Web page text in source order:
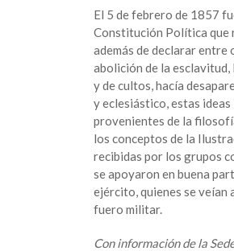
El 5 de febrero de 1857
Constitución Política que
además de declarar entre
abolición de la esclavitud,
y de cultos, hacía
y eclesiástico, estas
provenientes de la
los conceptos de la
recibidas por los grupos
se apoyaron en buena
ejército, quienes se veían
fuero militar.
Con información de la